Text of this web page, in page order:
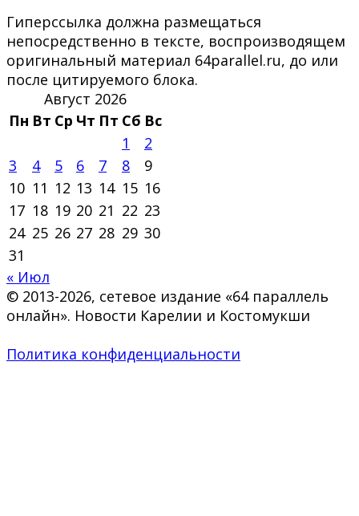
Гиперссылка должна размещаться
непосредственно в тексте, воспроизводящем
оригинальный материал 64parallel.ru, до или
после цитируемого блока.
Август 2026
Пн Вт Ср Чт Пт Сб Вс
1
2
3
4 5 6 7 8
9
10 11 12 13 14 15 16
17 18 19 20 21 22 23
24 25 26 27 28 29 30
31
« Июл
© 2013-2026, сетевое издание «64 параллель
онлайн». Новости Карелии и Костомукши
Политика конфиденциальности